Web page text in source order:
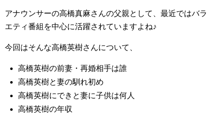
アナウンサーの高橋真麻さんの父親として、最近ではバラ
エティ番組を中心に活躍されていますよね♪
今回はそんな高橋英樹さんについて、
高橋英樹の前妻・再婚相手は誰
高橋英樹と妻の馴れ初め
高橋英樹にできと妻に子供は何人
高橋英樹の年収